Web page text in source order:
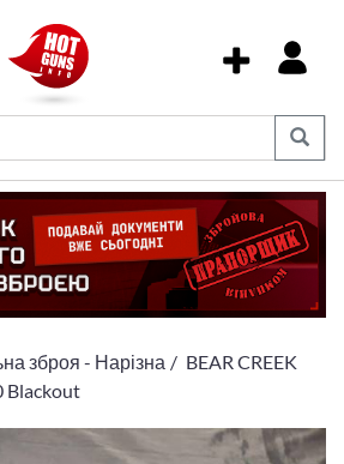
зброя - Нарізна
BEAR CREEK
Blackout